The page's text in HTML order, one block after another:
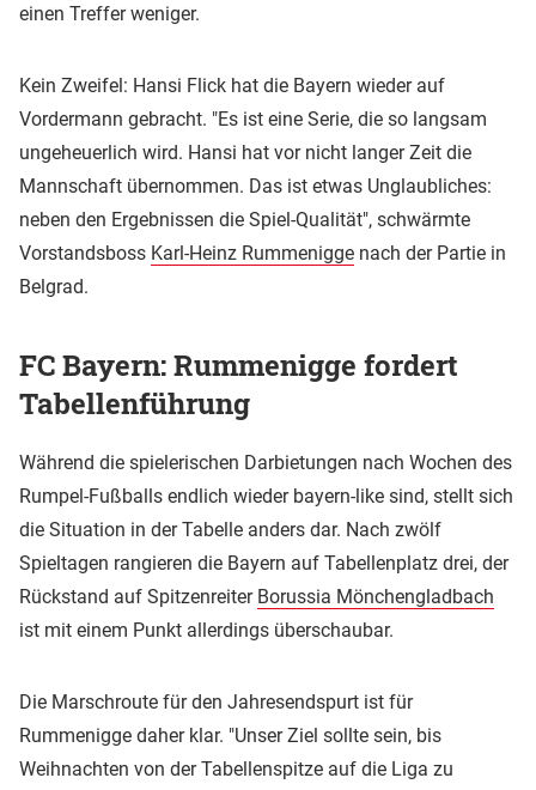
einen Treffer weniger.
Kein Zweifel: Hansi Flick hat die Bayern wieder auf
Vordermann gebracht. "Es ist eine Serie, die so langsam
ungeheuerlich wird. Hansi hat vor nicht langer Zeit die
Mannschaft übernommen. Das ist etwas Unglaubliches:
neben den Ergebnissen die Spiel-Qualität", schwärmte
Vorstandsboss Karl-Heinz Rummenigge nach der Partie in
Belgrad.
FC Bayern: Rummenigge fordert
Tabellenführung
Während die spielerischen Darbietungen nach Wochen des
Rumpel-Fußballs endlich wieder bayern-like sind, stellt sich
die Situation in der Tabelle anders dar. Nach zwölf
Spieltagen rangieren die Bayern auf Tabellenplatz drei, der
Rückstand auf Spitzenreiter Borussia Mönchengladbach
ist mit einem Punkt allerdings überschaubar.
Die Marschroute für den Jahresendspurt ist für
Rummenigge daher klar. "Unser Ziel sollte sein, bis
Weihnachten von der Tabellenspitze auf die Liga zu